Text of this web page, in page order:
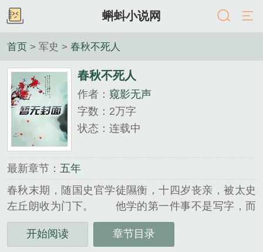
蝌蚪小说网
首页 > 军史 > 春秋不死人
春秋不死人
作者： 窥影无声
字数：2万字
状态：连载中
最新章节： 五年
春秋末期，随国史官学徒隰衡，十四岁丧亲，被太史
左丘朗收为门下。 他学的第一件事不是写字，而
是"看"——看事物的来处和去处。师父说：史官之
责，不在评判，在记录。 七年后，他在一场宴会
开始阅读 章节目录